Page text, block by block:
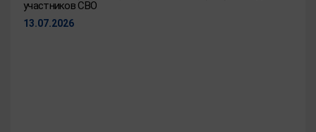
участников СВО
13.07.2026